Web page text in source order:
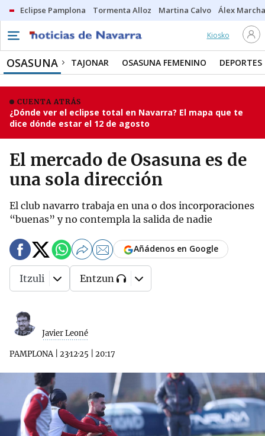
Eclipse Pamplona Tormenta Alloz Martina Calvo Álex
Kiosko
OSASUNA TAJONAR OSASUNA FEMENINO DEPORTES
CUENTA ATRÁS
¿Dónde ver el eclipse total en Navarra? El mapa que te
dice dónde estar el 12 de agosto
El mercado de Osasuna es de
una sola dirección
El club navarro trabaja en una o dos incorporaciones
“buenas” y no contempla la salida de nadie
Javier Leoné
PAMPLONA| 23·12·25 20:17
Añádenos en Google
Itzuli Entzun